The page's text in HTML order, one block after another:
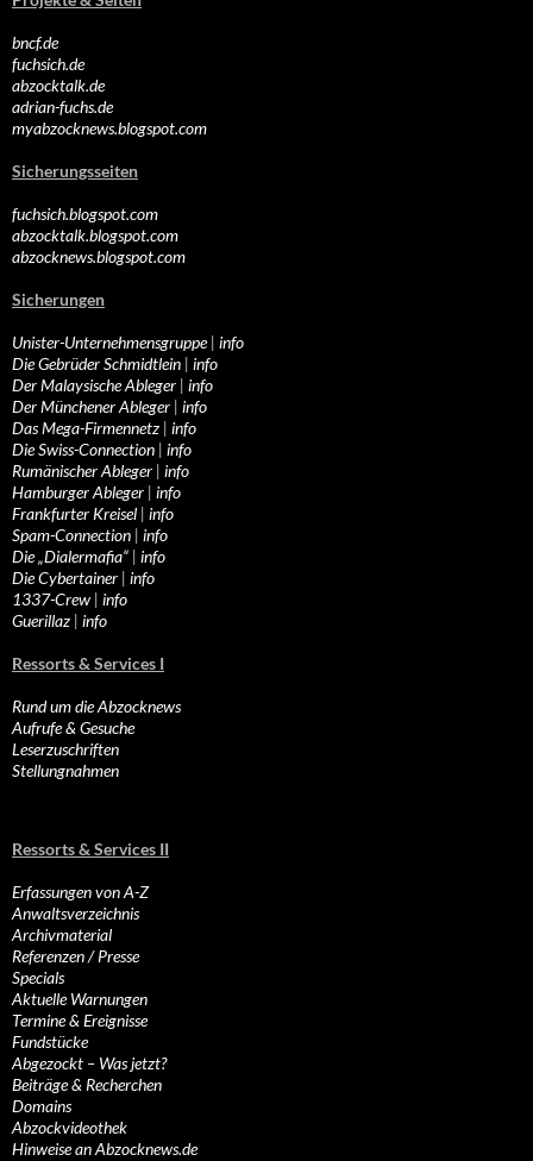
bncf.de
fuchsich.de
abzocktalk.de
adrian-fuchs.de
myabzocknews.blogspot.com
Sicherungsseiten
fuchsich.blogspot.com
abzocktalk.blogspot.com
abzocknews.blogspot.com
Sicherungen
Unister-Unternehmensgruppe| info
Die Gebrüder Schmidtlein | info
Der Malaysische Ableger | info
Der Münchener Ableger | info
Das Mega-Firmennetz | info
Die Swiss-Connection | info
Rumänischer Ableger | info
Hamburger Ableger | info
Frankfurter Kreisel | info
Spam-Connection | info
Die „Dialermafia“ | info
Die Cybertainer | info
1337-Crew | info
Guerillaz | info
Ressorts & Services I
Rund um die Abzocknews
Aufrufe & Gesuche
Leserzuschriften
Stellungnahmen
Ressorts & Services II
Erfassungen von A-Z
Anwaltsverzeichnis
Archivmaterial
Referenzen / Presse
Specials
Aktuelle Warnungen
Termine & Ereignisse
Fundstücke
Abgezockt – Was jetzt?
Beiträge & Recherchen
Domains
Abzockvideothek
Hinweise an Abzocknews.de